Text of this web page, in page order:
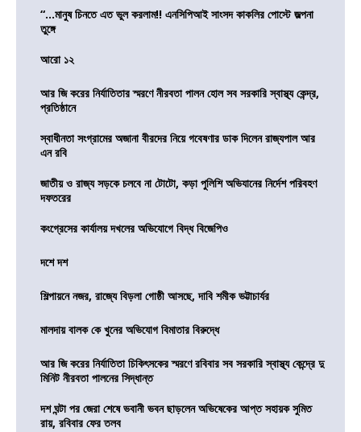
“…মানুষ চিনতে এত ভুল করলাম!! এনসিপিআই সাংসদ কাকলির পোস্টে জল্পনা
তুঙ্গে
আরো ১২
আর জি করের নির্যাতিতার স্মরণে নীরবতা পালন হোল সব সরকারি স্বাস্থ্য কেন্দ্র,
প্রতিষ্ঠানে
স্বাধীনতা সংগ্রামের অজানা বীরদের নিয়ে গবেষণার ডাক দিলেন রাজ্যপাল আর
এন রবি
জাতীয় ও রাজ্য সড়কে চলবে না টোটো, কড়া পুলিশি অভিযানের নির্দেশ পরিবহণ
দফতরের
কংগ্রেসের কার্যালয় দখলের অভিযোগে বিদ্ধ বিজেপিও
দশে দশ
শিল্পায়নে নজর, রাজ্যে বিড়লা গোষ্ঠী আসছে, দাবি শমীক ভট্টাচার্যর
মালদায় বালক কে খুনের অভিযোগ বিমাতার বিরুদ্ধে
আর জি করের নির্যাতিতা চিকিৎসকের স্মরণে রবিবার সব সরকারি স্বাস্থ্য কেন্দ্রে দু
মিনিট নীরবতা পালনের সিদ্ধান্ত
দশ ঘন্টা পর জেরা শেষে ভবানী ভবন ছাড়লেন অভিষেকের আপ্ত সহায়ক সুমিত
রায়, রবিবার ফের তলব